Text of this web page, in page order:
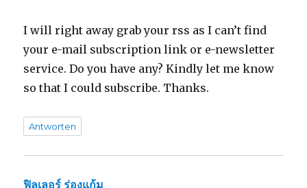
I will right away grab your rss as I can’t find
your e-mail subscription link or e-newsletter
service. Do you have any? Kindly let me know
so that I could subscribe. Thanks.
Antworten
ฟิลเลอร์ ร่องแก้ม